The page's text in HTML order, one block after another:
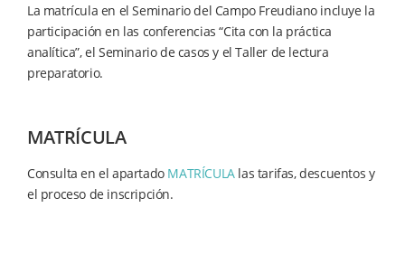
La matrícula en el Seminario del Campo Freudiano incluye la
participación en las conferencias “Cita con la práctica
analítica”, el Seminario de casos y el Taller de lectura
preparatorio.
MATRÍCULA
Consulta en el apartado MATRÍCULAlas tarifas, descuentos y
el proceso de inscripción.